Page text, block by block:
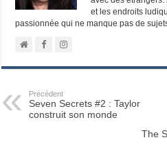
et les endroits
passionnée qui ne manque pas de
Précédent
Seven Secrets #2 : Taylor
construit son monde
The